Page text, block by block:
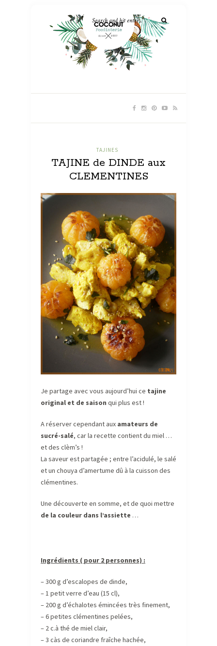
TAJINES
TAJINE de DINDE aux
CLEMENTINES
Je partage avec vous aujourd’hui ce tajine
original et de saison qui plus est !
A réserver cependant aux amateurs de
sucré-salé, car la recette contient du miel …
et des clèm’s !
La saveur est partagée ; entre l’acidulé, le salé
et un chouya d’amertume dû à la cuisson des
clémentines.
Une découverte en somme, et de quoi mettre
de la couleur dans l’assiette …
Ingrédients ( pour 2 personnes) :
– 300 g d’escalopes de dinde,
– 1 petit verre d’eau (15 cl),
– 200 g d’échalotes émincées très finement,
– 6 petites clémentines pelées,
– 2 c.à thé de miel clair,
– 3 càs de coriandre fraîche hachée,